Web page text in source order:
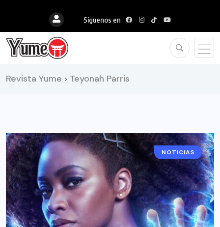
Síguenos en
Revista Yume > Teyonah Parris
CINE
NOTICIAS